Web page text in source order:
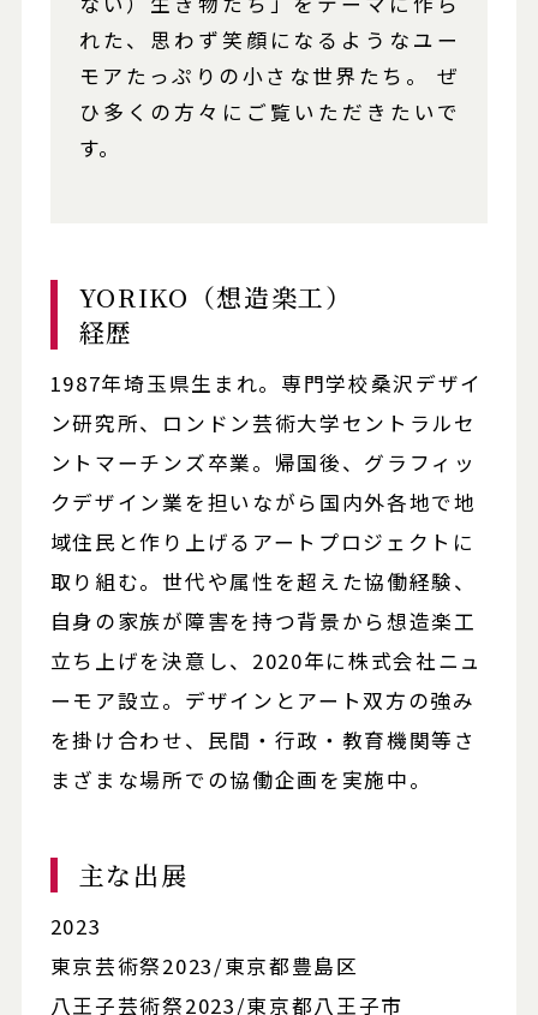
れた、思わず笑顔になるようなユー
モアたっぷりの小さな世界たち。 ぜ
ひ多くの方々にご覧いただきたいで
す。
YORIKO（想造楽工）
経歴
1987年埼玉県生まれ。専門学校桑沢デザイ
ン研究所、ロンドン芸術大学セントラルセ
ントマーチンズ卒業。帰国後、グラフィッ
クデザイン業を担いながら国内外各地で地
域住民と作り上げるアートプロジェクトに
取り組む。世代や属性を超えた協働経験、
自身の家族が障害を持つ背景から想造楽工
立ち上げを決意し、2020年に株式会社ニュ
ーモア設立。デザインとアート双方の強み
を掛け合わせ、民間・行政・教育機関等さ
まざまな場所での協働企画を実施中。
主な出展
2023
東京芸術祭2023/東京都豊島区
八王子芸術祭2023/東京都八王子市